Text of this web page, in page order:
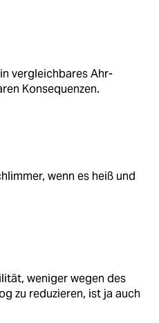
vergleichbares Ahr-
Konsequenzen.
wenn es heiß und
weniger wegen des
zu reduzieren, ist ja auch